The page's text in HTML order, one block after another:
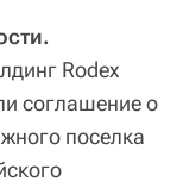
Rodex
соглашение о
поселка